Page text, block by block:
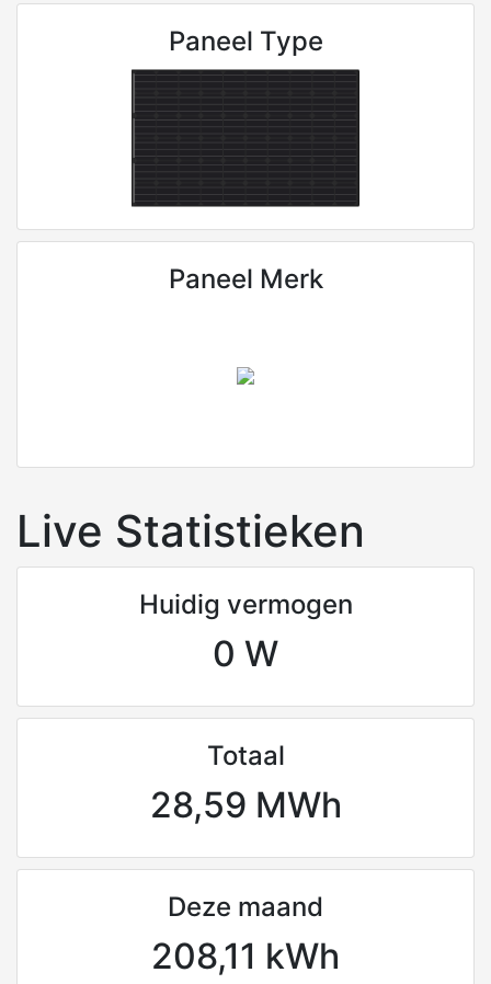
Paneel Type
Paneel Merk
Live Statistieken
Huidig vermogen
0 W
Totaal
28,59 MWh
Deze maand
208,11 kWh